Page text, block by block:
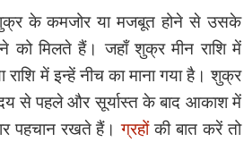
के कमजोर या मजबूत होने से उसके
को मिलते हैं। जहाँ शुक्र मीन राशि में
राशि में इन्हें नीच का माना गया है। शुक्र
से पहले और सूर्यास्त के बाद आकाश में
पहचान रखते हैं।ग्रहोंकी बात करें तो